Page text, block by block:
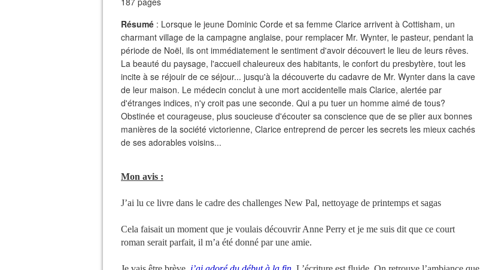
Résumé : Lorsque le jeune Dominic Corde et sa femme Clarice arrivent à Cottisham, un
charmant village de la campagne anglaise, pour remplacer Mr. Wynter, le pasteur, pendant la
période de Noël, ils ont immédiatement le sentiment d'avoir découvert le lieu de leurs rêves.
La beauté du paysage, l'accueil chaleureux des habitants, le confort du presbytère, tout les
incite à se réjouir de ce séjour... jusqu'à la découverte du cadavre de Mr. Wynter dans la cave
de leur maison. Le médecin conclut à une mort accidentelle mais Clarice, alertée par
d'étranges indices, n'y croit pas une seconde. Qui a pu tuer un homme aimé de tous?
Obstinée et courageuse, plus soucieuse d'écouter sa conscience que de se plier aux bonnes
manières de la société victorienne, Clarice entreprend de percer les secrets les mieux cachés
de ses adorables voisins...
Mon avis :
J’ai lu ce livre dans le cadre des challenges New Pal, nettoyage de printemps et sagas
Cela faisait un moment que je voulais découvrir Anne Perry et je me suis dit que ce court
roman serait parfait, il m’a été donné par une amie.